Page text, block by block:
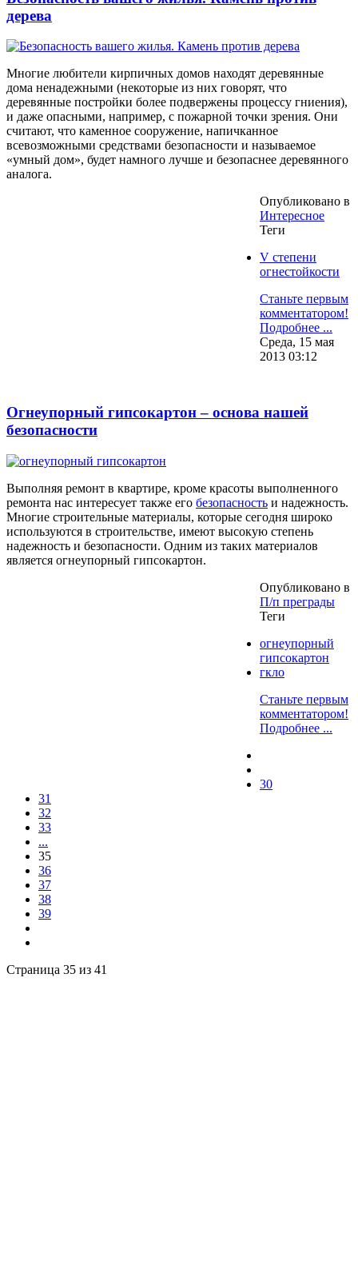
дерева
Многие любители кирпичных домов находят деревянные
дома ненадежными (некоторые из них говорят, что
деревянные постройки более подвержены процессу гниения),
и даже опасными, например, с пожарной точки зрения. Они
считают, что каменное сооружение, напичканное
всевозможными средствами безопасности и называемое
«умный дом», будет намного лучше и безопаснее деревянного
аналога.
Опубликовано в
Интересное
Теги
V степени
огнестойкости
Станьте первым
комментатором!
Подробнее ...
Среда, 15 мая
2013 03:12
Огнеупорный гипсокартон – основа нашей
безопасности
Выполняя ремонт в квартире, кроме красоты выполненного
ремонта нас интересует также его безопасность и надежность.
Многие строительные материалы, которые сегодня широко
используются в строительстве, имеют высокую степень
надежность и безопасности. Одним из таких материалов
является огнеупорный гипсокартон.
Опубликовано в
П/п преграды
Теги
огнеупорный
гипсокартон
гкло
Станьте первым
комментатором!
Подробнее ...
30
31
32
33
...
35
36
37
38
39
Страница 35 из 41